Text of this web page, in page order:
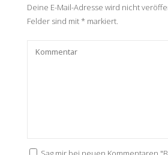
Deine E-Mail-Adresse wird nicht
Felder sind mit*markiert.